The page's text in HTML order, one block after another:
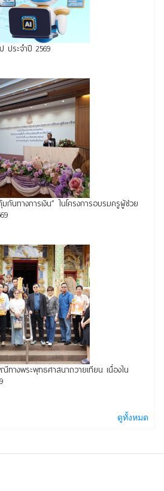
ประจำปี 2569
นทางการเงิน” ในโครงการอบรมครูผู้ช่วย
างพระพุทธศาสนาถวายเทียน เนื่องใน
ดูทั้งหมด